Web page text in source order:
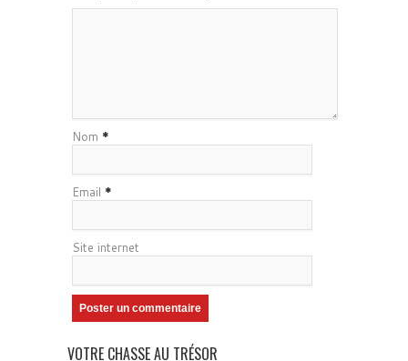
Nom *
Email *
Site internet
VOTRE CHASSE AU TRÉSOR